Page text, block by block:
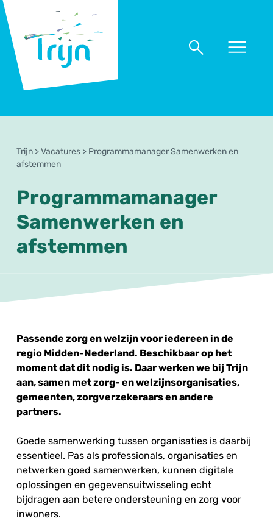
Trijn
Naar
Naar
Trijn >Vacatures > Programmamanager Samenwerken en
afstemmen
Programmamanager
Samenwerken en
afstemmen
Passende zorg en welzijn voor iedereen in de
regio Midden-Nederland. Beschikbaar op het
moment dat dit nodig is. Daar werken we bij Trijn
aan, samen met zorg- en welzijnsorganisaties,
gemeenten, zorgverzekeraars en andere
partners.
Goede samenwerking tussen organisaties is daarbij
essentieel. Pas als professionals, organisaties en
netwerken goed samenwerken, kunnen digitale
oplossingen en gegevensuitwisseling echt
bijdragen aan betere ondersteuning en zorg voor
inwoners.